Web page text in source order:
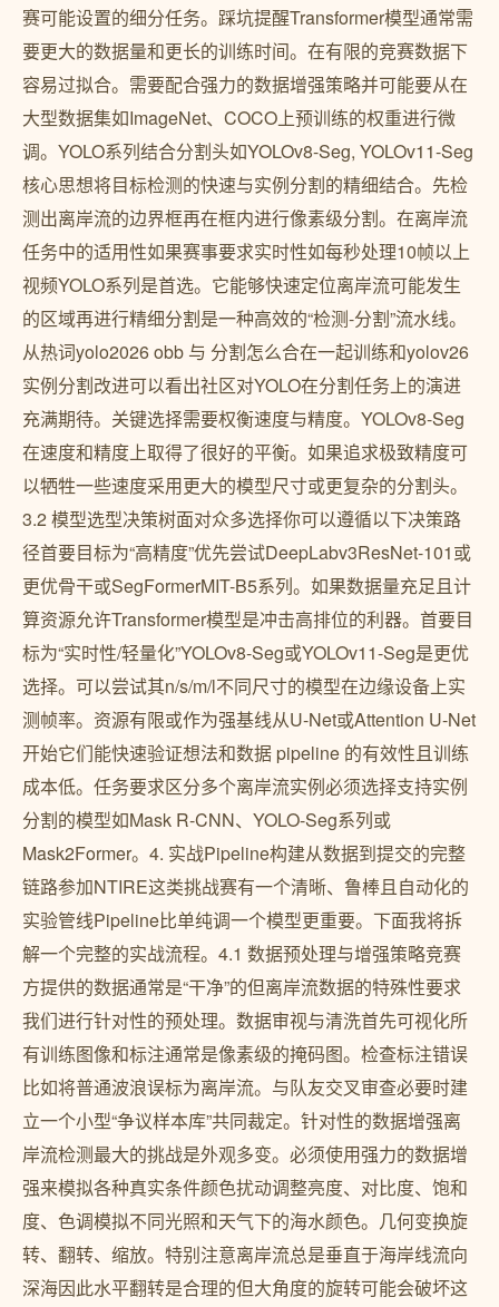
赛可能设置的细分任务。踩坑提醒Transformer模型通常需
要更大的数据量和更长的训练时间。在有限的竞赛数据下
容易过拟合。需要配合强力的数据增强策略并可能要从在
大型数据集如ImageNet、COCO上预训练的权重进行微
调。YOLO系列结合分割头如YOLOv8-Seg, YOLOv11-Seg
核心思想将目标检测的快速与实例分割的精细结合。先检
测出离岸流的边界框再在框内进行像素级分割。在离岸流
任务中的适用性如果赛事要求实时性如每秒处理10帧以上
视频YOLO系列是首选。它能够快速定位离岸流可能发生
的区域再进行精细分割是一种高效的“检测-分割”流水线。
从热词yolo2026 obb 与 分割怎么合在一起训练和yolov26
实例分割改进可以看出社区对YOLO在分割任务上的演进
充满期待。关键选择需要权衡速度与精度。YOLOv8-Seg
在速度和精度上取得了很好的平衡。如果追求极致精度可
以牺牲一些速度采用更大的模型尺寸或更复杂的分割头。
3.2 模型选型决策树面对众多选择你可以遵循以下决策路
径首要目标为“高精度”优先尝试DeepLabv3ResNet-101或
更优骨干或SegFormerMIT-B5系列。如果数据量充足且计
算资源允许Transformer模型是冲击高排位的利器。首要目
标为“实时性/轻量化”YOLOv8-Seg或YOLOv11-Seg是更优
选择。可以尝试其n/s/m/l不同尺寸的模型在边缘设备上实
测帧率。资源有限或作为强基线从U-Net或Attention U-Net
开始它们能快速验证想法和数据 pipeline 的有效性且训练
成本低。任务要求区分多个离岸流实例必须选择支持实例
分割的模型如Mask R-CNN、YOLO-Seg系列或
Mask2Former。4. 实战Pipeline构建从数据到提交的完整
链路参加NTIRE这类挑战赛有一个清晰、鲁棒且自动化的
实验管线Pipeline比单纯调一个模型更重要。下面我将拆
解一个完整的实战流程。4.1 数据预处理与增强策略竞赛
方提供的数据通常是“干净”的但离岸流数据的特殊性要求
我们进行针对性的预处理。数据审视与清洗首先可视化所
有训练图像和标注通常是像素级的掩码图。检查标注错误
比如将普通波浪误标为离岸流。与队友交叉审查必要时建
立一个小型“争议样本库”共同裁定。针对性的数据增强离
岸流检测最大的挑战是外观多变。必须使用强力的数据增
强来模拟各种真实条件颜色扰动调整亮度、对比度、饱和
度、色调模拟不同光照和天气下的海水颜色。几何变换旋
转、翻转、缩放。特别注意离岸流总是垂直于海岸线流向
深海因此水平翻转是合理的但大角度的旋转可能会破坏这